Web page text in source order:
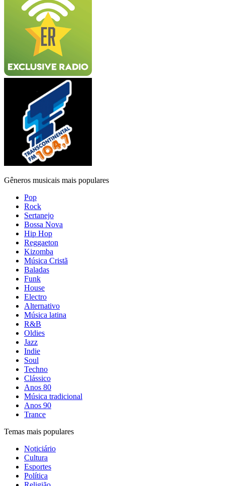
Gêneros musicais mais populares
Pop
Rock
Sertanejo
Bossa Nova
Hip Hop
Reggaeton
Kizomba
Música Cristã
Baladas
Funk
House
Electro
Alternativo
Música latina
R&B
Oldies
Jazz
Indie
Soul
Techno
Clássico
Anos 80
Música tradicional
Anos 90
Trance
Temas mais populares
Noticiário
Cultura
Esportes
Política